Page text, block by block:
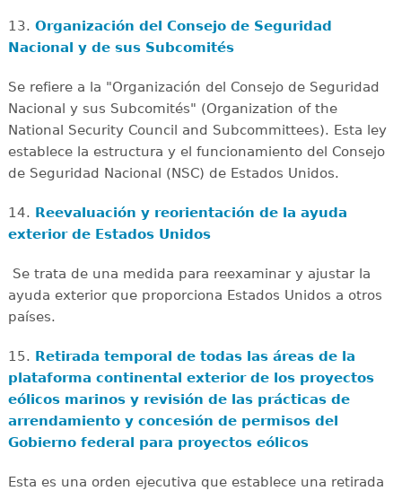
13. Organización del Consejo de Seguridad
Nacional y de sus Subcomités
Se refiere a la "Organización del Consejo de Seguridad
Nacional y sus Subcomités" (Organization of the
National Security Council and Subcommittees). Esta ley
establece la estructura y el funcionamiento del Consejo
de Seguridad Nacional (NSC) de Estados Unidos.
14. Reevaluación y reorientación de la ayuda
exterior de Estados Unidos
Se trata de una medida para reexaminar y ajustar la
ayuda exterior que proporciona Estados Unidos a otros
países.
15. Retirada temporal de todas las áreas de la
plataforma continental exterior de los proyectos
eólicos marinos y revisión de las prácticas de
arrendamiento y concesión de permisos del
Gobierno federal para proyectos eólicos
Esta es una orden ejecutiva que establece una retirada